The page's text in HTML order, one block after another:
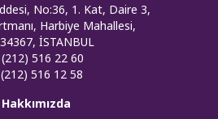
No:36, 1. Kat, Daire 3,
Harbiye Mahallesi,
İSTANBUL
(212) 516 22 60
516 12 58
Hakkımızda